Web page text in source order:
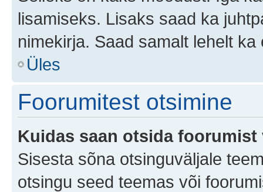
lisamiseks. Lisaks saad ka
nimekirja. Saad samalt lehelt ka
Üles
Foorumitest otsimine
Kuidas saan otsida
Sisesta sõna otsinguväljale
otsingu seed teemas või